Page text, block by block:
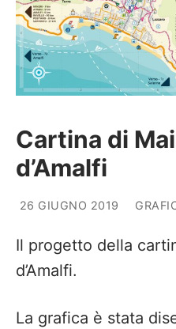
Cartina di
d’Amalfi
26 GIUGNO 2019
Il progetto della
d’Amalfi.
La grafica è stata